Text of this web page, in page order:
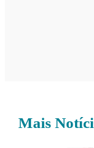
Mais